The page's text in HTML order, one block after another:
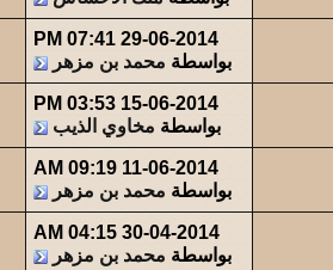
29-06-2014
07:41 PM
بواسطة محمد بن مزهر
15-06-2014
03:53 PM
بواسطة مخاوي الذيب
11-06-2014
09:19 AM
بواسطة محمد بن مزهر
30-04-2014
04:15 AM
بواسطة محمد بن مزهر